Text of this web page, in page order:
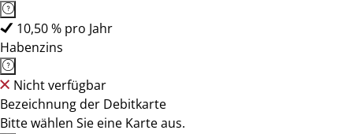
10,50 % pro Jahr
Habenzins
Nicht verfügbar
Bezeichnung der Debitkarte
Bitte wählen Sie eine Karte aus.